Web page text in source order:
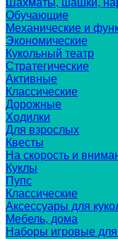
Шахматы, шашки,
Обучающие
Механические и
Экономические
Кукольный театр
Стратегические
Активные
Классические
Дорожные
Ходилки
Для взрослых
Квесты
На скорость и
Куклы
Пупс
Классические
Аксессуары для
Мебель, дома
Наборы игровые для